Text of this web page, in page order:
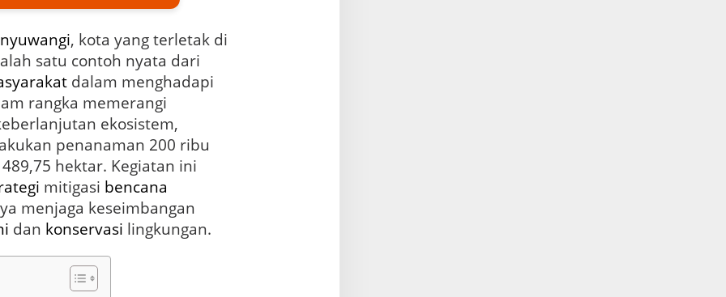
, kota yang terletak di
satu contoh nyata dari
dalam menghadapi
rangka memerangi
ekosistem,
penanaman 200 ribu
hektar. Kegiatan ini
mitigasi bencana
menjaga keseimbangan
dan konservasi lingkungan.